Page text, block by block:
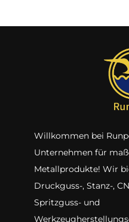
Willkommen bei
Unternehmen für
Metallprodukte! Wir
Druckguss-, Stanz-,
Spritzguss- und